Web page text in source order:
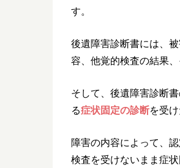
す。
後遺障害診断書には、
容、他覚的検査の結果
そして、後遺障害診断
る症状固定の診断を受
障害の内容によって、
検査を受けないまま症